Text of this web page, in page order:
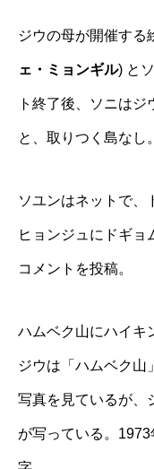
ジウの母が開催する
ェ・ミョンギル) と
ト終了後、ソニはジ
と、取りつく島なし。
ソユンはネットで、
ヒョンジュにドギョ
コメントを投稿。
ハムベク山にハイキ
ジウは「ハムベク山
写真を見ているが、
が写っている。